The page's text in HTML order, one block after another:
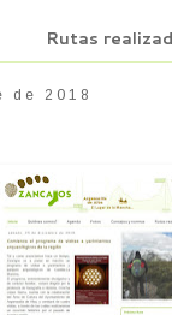
Rutas
de 2018